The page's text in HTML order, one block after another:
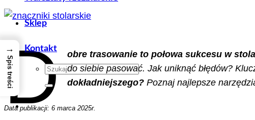
Sklep
Kontakt
D obre trasowanie to połowa sukcesu w
do siebie pasować. Jak uniknąć błędów?
dokładniejszego? Poznaj najlepsze
Data publikacji: 6 marca 2025r.
→
Spis treści